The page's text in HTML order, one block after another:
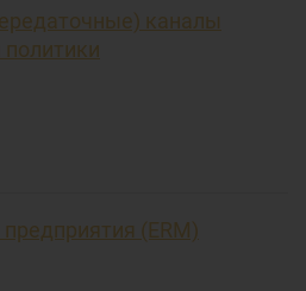
каналы
(ERM)